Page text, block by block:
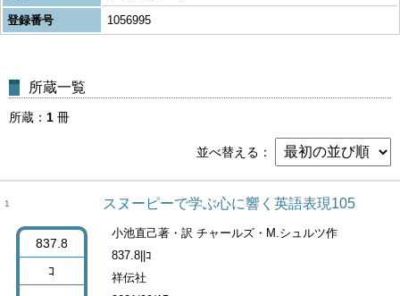
登録番号
1056995
所蔵一覧
所蔵 1 冊
並べ替える
1
837.8
ｺ
スヌーピーで学ぶ心に響く英語表現105
小池直己著・訳 チャールズ・M.シュルツ作
837.8||ｺ
祥伝社